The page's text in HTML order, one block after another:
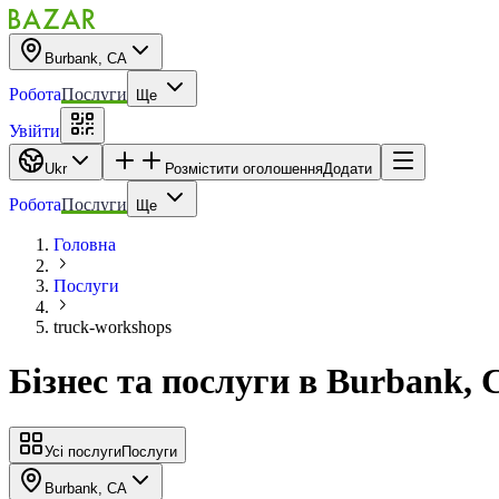
Burbank, CA
РоботаПослуги Ще
Увійти
Ukr Розмістити оголошенняДодати
РоботаПослуги Ще
Головна
Послуги
truck-workshops
Бізнес та послуги в Burbank,
Усі послугиПослуги
Burbank, CA